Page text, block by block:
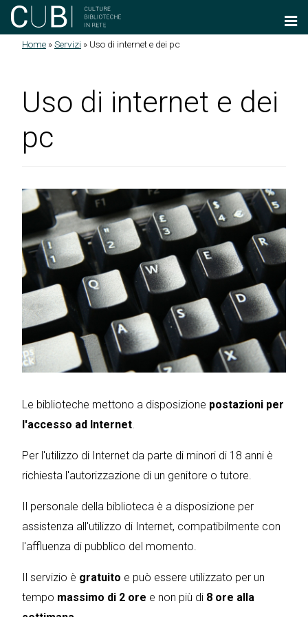
Salta al contenuto principale
Home »Servizi » Uso di internet e dei pc
Uso di internet e dei
pc
Le biblioteche mettono a disposizione postazioni per
l'accesso ad Internet.
Per l'utilizzo di Internet da parte di minori di 18 anni è
richiesta l'autorizzazione di un genitore o tutore.
Il personale della biblioteca è a disposizione per
assistenza all'utilizzo di Internet, compatibilmente con
l'affluenza di pubblico del momento.
Il servizio è gratuito e può essere utilizzato per un
tempo massimo di 2 ore e non più di 8 ore alla